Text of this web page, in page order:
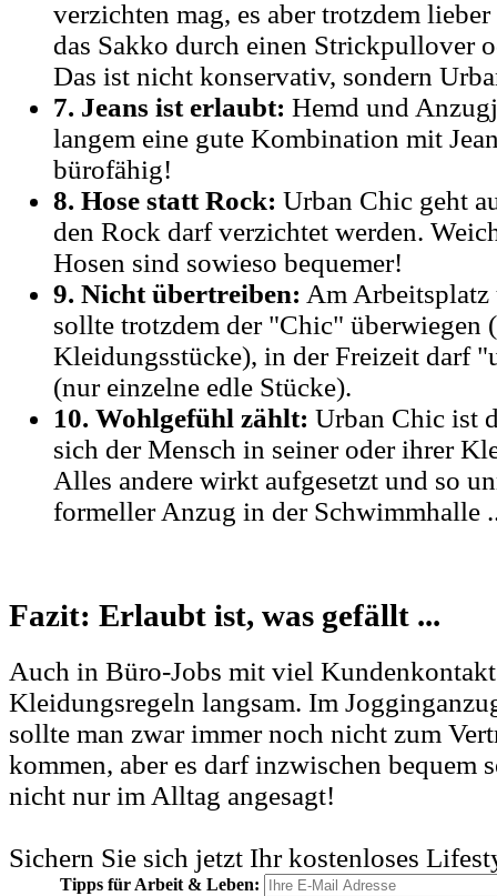
verzichten mag, es aber trotzdem
das Sakko durch einen Strickpullover
Das ist nicht konservativ, sondern
7. Jeans ist erlaubt: Hemd und
langem eine gute Kombination mit
bürofähig!
8. Hose statt Rock: Urban Chic geht
den Rock darf verzichtet werden.
Hosen sind sowieso bequemer!
9. Nicht übertreiben: Am
sollte trotzdem der "Chic" überwiegen
Kleidungsstücke), in der Freizeit darf
(nur einzelne edle Stücke).
10. Wohlgefühl zählt: Urban Chic ist
sich der Mensch in seiner oder ihrer
Alles andere wirkt aufgesetzt und so
formeller Anzug in der Schwimmhalle
Fazit: Erlaubt ist, was gefällt ...
Auch in Büro-Jobs mit viel
Kleidungsregeln langsam. Im
sollte man zwar immer noch nicht zum
kommen, aber es darf inzwischen bequem
nicht nur im Alltag angesagt!
Sichern Sie sich jetzt Ihr kostenloses
Tipps für Arbeit & Leben: